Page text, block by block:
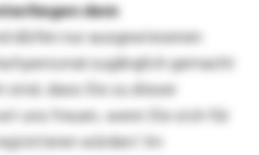
dem
dürfen nur ausgewiesenen
zugänglich gemacht
sind, dass Sie zu dieser
uns freuen, wenn Sie sich für
würden! Im